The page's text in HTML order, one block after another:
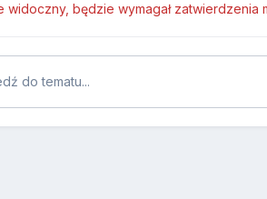
widoczny, będzie wymagał zatwierdzenia
do tematu...